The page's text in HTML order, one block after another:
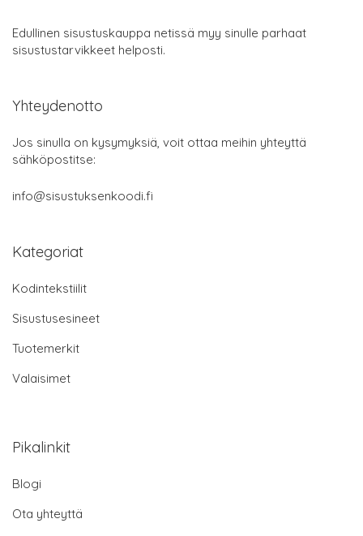
Edullinen sisustuskauppa netissä myy sinulle parhaat
sisustustarvikkeet helposti.
Yhteydenotto
Jos sinulla on kysymyksiä, voit ottaa meihin yhteyttä
sähköpostitse:
info@sisustuksenkoodi.fi
Kategoriat
Kodintekstiilit
Sisustusesineet
Tuotemerkit
Valaisimet
Pikalinkit
Blogi
Ota yhteyttä